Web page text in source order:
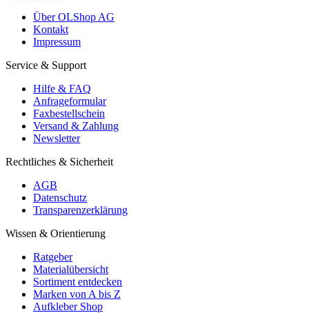
Über OLShop AG
Kontakt
Impressum
Service & Support
Hilfe & FAQ
Anfrageformular
Faxbestellschein
Versand & Zahlung
Newsletter
Rechtliches & Sicherheit
AGB
Datenschutz
Transparenzerklärung
Wissen & Orientierung
Ratgeber
Materialübersicht
Sortiment entdecken
Marken von A bis Z
Aufkleber Shop